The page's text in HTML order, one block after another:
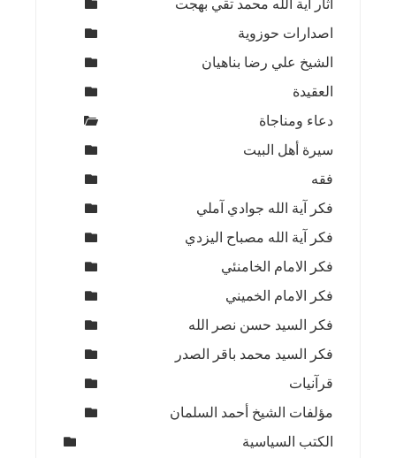
آثار آية الله محمد تقي بهجت
اصدارات حوزوية
الشيخ علي رضا بناهيان
العقيدة
دعاء ومناجاة
سيرة أهل البيت
فقه
فكر آية الله جوادي آملي
فكر آية الله مصباح اليزدي
فكر الامام الخامنئي
فكر الامام الخميني
فكر السيد حسن نصر الله
فكر السيد محمد باقر الصدر
قرآنيات
مؤلفات الشيخ أحمد السلمان
الكتب السياسية